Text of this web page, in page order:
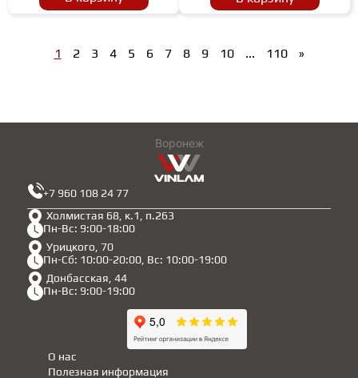
1 2 3 4 5 6 7 8 9 10 ... 110 »
Воронеж
Холмистая 68, к.1, п.263
Пн-Вс: 9:00-18:00
Урицкого, 70
Пн-Сб: 10:00-20:00, Вс: 10:00-19:00
Донбасская, 44
Пн-Вс: 9:00-19:00
+7 960 108 24 77
Полезная информация
О нас